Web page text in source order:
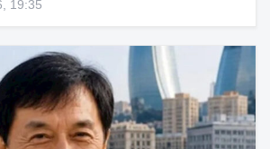
19:35